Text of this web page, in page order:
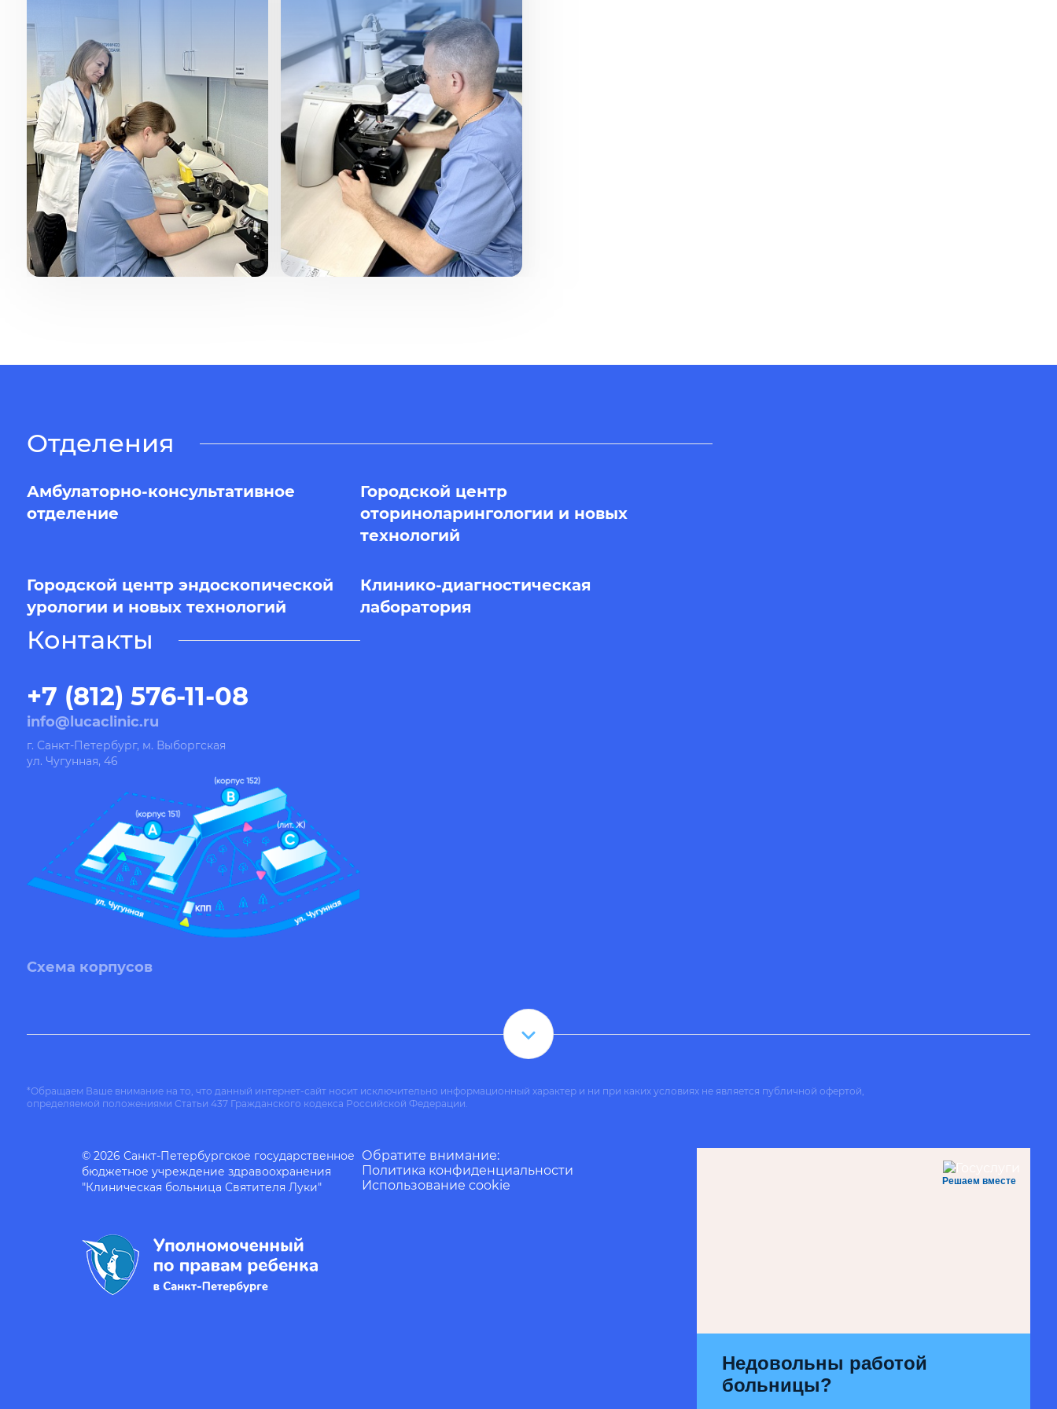
патологоанатомической лаборатории
(Министерства обороны Российской Федерации).
С 2006 г. врач-патологоанатом
патологоанатомического отделения ГУЗ
Рязанская Клиническая больница им. Н.А.
Семашко.
Отделения
Амбулаторно-консультативное
отделение
Городской центр
оториноларингологии и новых
технологий
Городской центр эндоскопической
урологии и новых технологий
Клинико-диагностическая
лаборатория
Контакты
+7 (812) 576-11-08
info@lucaclinic.ru
г. Санкт-Петербург, м. Выборгская
ул. Чугунная, 46
Схема корпусов
*Обращаем Ваше внимание на то, что данный интернет-сайт носит исключительно информационный характер и ни при каких условиях не является публичной офертой,
определяемой положениями Статьи 437 Гражданского кодекса Российской Федерации.
© 2026 Санкт-Петербургское государственное
бюджетное учреждение здравоохранения
"Клиническая больница Святителя Луки"
Обратите внимание:
Политика конфиденциальности
Использование cookie
Решаем вместе
Недовольны работой
больницы?